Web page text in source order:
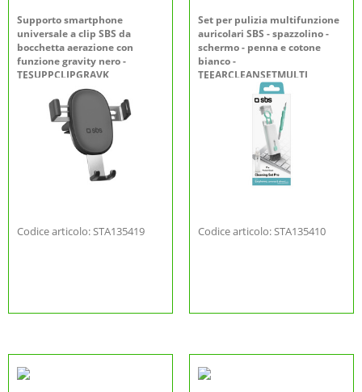
Supporto smartphone
universale a clip SBS da
bocchetta aerazione con
funzione gravity nero -
TESUPPCLIPGRAVK
Codice articolo: STA135419
Set per pulizia multifunzione
auricolari SBS - spazzolino -
schermo - penna e cotone
bianco -
TEEARCLEANSETMULTI
Codice articolo: STA135410